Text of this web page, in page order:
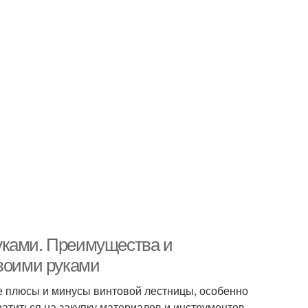
Преимущества и
руками
плюсы и минусы винтовой лестницы, особенно